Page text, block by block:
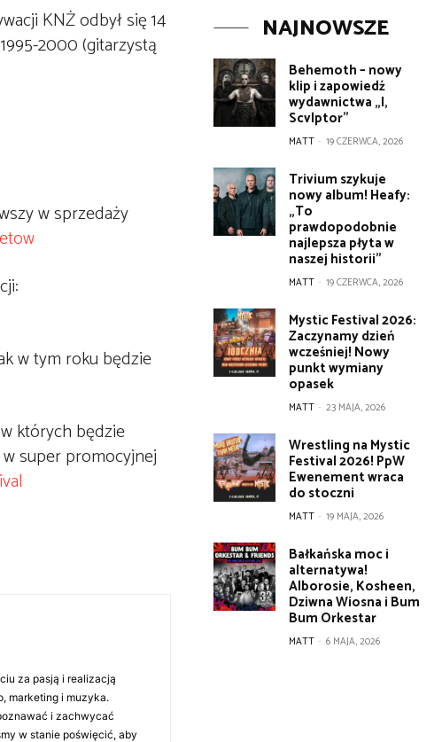
KNŻ odbył się 14
2000 (gitarzystą
w sprzedaży
w tym roku będzie
których będzie
super promocyjnej
za pasją i realizacją
marketing i muzyka.
i zachwycać
w stanie poświęcić, aby
NAJNOWSZE
Behemoth – nowy
klip i zapowiedź
wydawnictwa „I,
Scvlptor”
MATT - 19 CZERWCA, 2026
Trivium szykuje
nowy album! Heafy:
„To
prawdopodobnie
najlepsza płyta w
naszej historii”
MATT - 19 CZERWCA, 2026
Mystic Festival 2026:
Zaczynamy dzień
wcześniej! Nowy
punkt wymiany
opasek
MATT - 23 MAJA, 2026
Wrestling na Mystic
Festival 2026! PpW
Ewenement wraca
do stoczni
MATT - 19 MAJA, 2026
Bałkańska moc i
alternatywa!
Alborosie, Kosheen,
Dziwna Wiosna i Bum
Bum Orkestar
MATT - 6 MAJA, 2026